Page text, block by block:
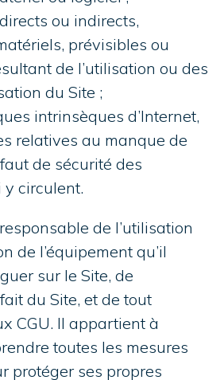
ou indirects,
prévisibles ou
de l’utilisation ou des
du Site ;
intrinsèques d’Internet,
relatives au manque de
de sécurité des
circulent.
de l’utilisation
de l’équipement qu’il
sur le Site, de
du Site, et de tout
CGU. Il appartient à
toutes les mesures
protéger ses propres